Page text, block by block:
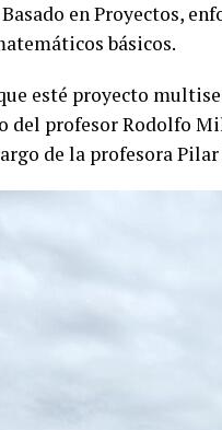
en Proyectos,
básicos.
esté proyecto
del profesor Rodolfo
de la profesora Pilar